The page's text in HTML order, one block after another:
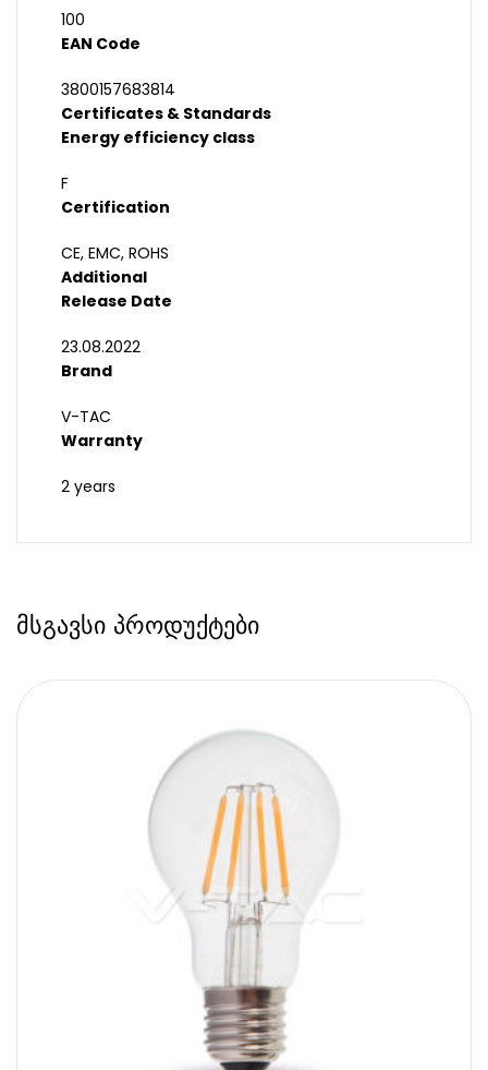
100
EAN Code
3800157683814
Certificates & Standards
Energy efficiency class
F
Certification
CE, EMC, ROHS
Additional
Release Date
23.08.2022
Brand
V-TAC
Warranty
2 years
მსგავსი პროდუქტები